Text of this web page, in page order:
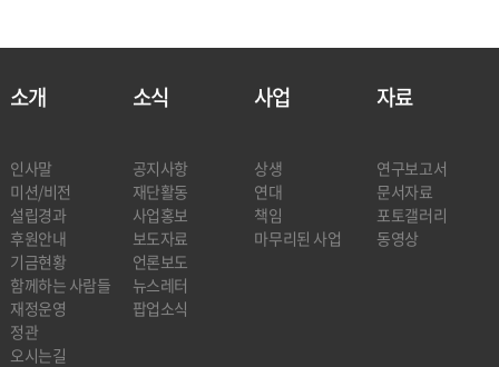
소개
인사말
미션/비전
설립경과
후원안내
기금현황
함께하는 사람들
재정운영
정관
오시는길
소식
공지사항
재단활동
사업홍보
보도자료
언론보도
뉴스레터
팝업소식
사업
상생
연대
책임
마무리된 사업
자료
연구보고서
문서자료
포토갤러리
동영상